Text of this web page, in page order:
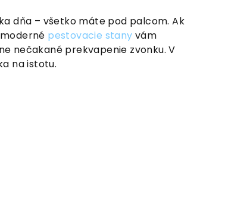
dňa – všetko máte pod palcom. Ak
pestovacie stany vám
nečakané prekvapenie zvonku. V
na istotu.